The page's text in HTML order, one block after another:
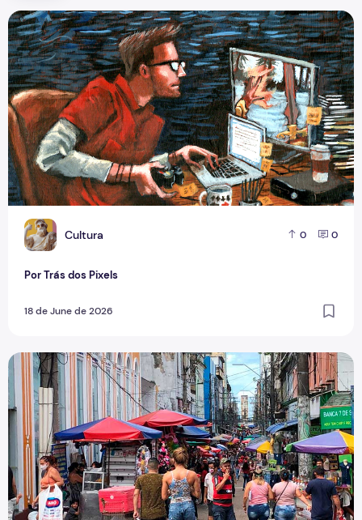
C Cultura 0 0
Por Trás dos Pixels
18 de June de 2026
Por Trás dos Pixels
Copa aquece vendas em setores específicos, mas não